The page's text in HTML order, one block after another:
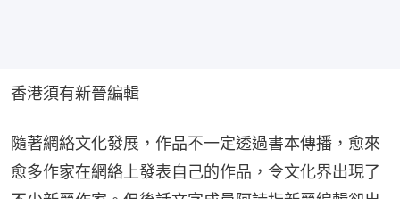
香港須有新晉編輯
隨著網絡文化發展，作品不一定透過書本傳播，愈來
愈多作家在網絡上發表自己的作品，令文化界出現了